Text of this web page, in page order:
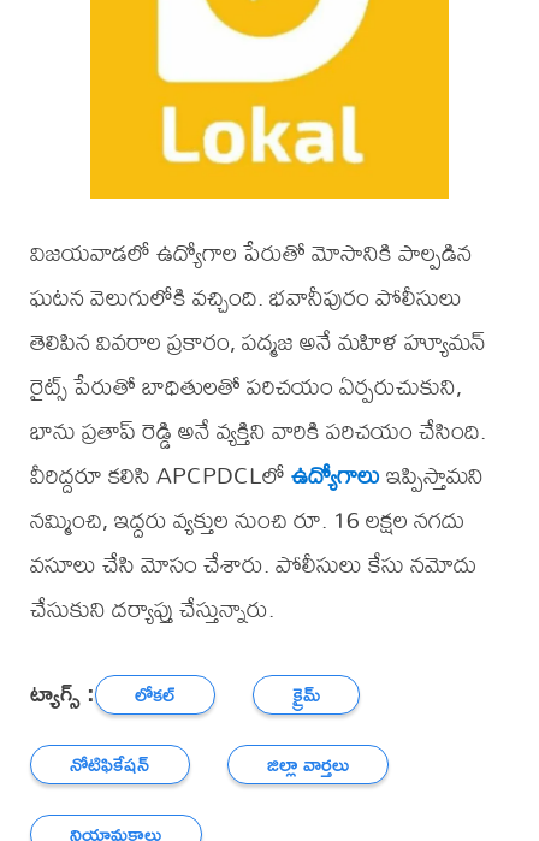
విజయవాడలో ఉద్యోగాల పేరుతో మోసానికి పాల్పడిన
ఘటన వెలుగులోకి వచ్చింది. భవానీపురం పోలీసులు
తెలిపిన వివరాల ప్రకారం, పద్మజ అనే మహిళ హ్యూమన్
రైట్స్ పేరుతో బాధితులతో పరిచయం ఏర్పరుచుకుని,
భాను ప్రతాప్ రెడ్డి అనే వ్యక్తిని వారికి పరిచయం చేసింది.
వీరిద్దరూ కలిసి APCPDCLలోఉద్యోగాలుఇప్పిస్తామని
నమ్మించి, ఇద్దరు వ్యక్తుల నుంచి రూ. 16 లక్షల నగదు
వసూలు చేసి మోసం చేశారు. పోలీసులు కేసు నమోదు
చేసుకుని దర్యాప్తు చేస్తున్నారు.
ట్యాగ్స్ : లోకల్
క్రైమ్
నోటిఫికేషన్
జిల్లా వార్తలు
నియామకాలు